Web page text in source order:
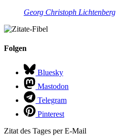
Georg Christoph Lichtenberg
Folgen
Bluesky
Mastodon
Telegram
Pinterest
Zitat des Tages per E-Mail